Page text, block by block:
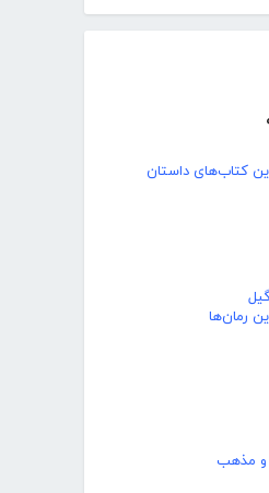
کتاب‌های داستان
رمان‌ها
و مذهب